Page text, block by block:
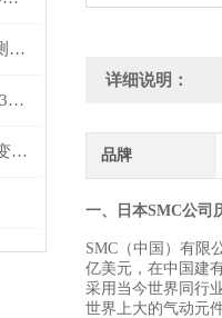
P3IC和P3ICP压力传感器：用于测量高达 3,000 bar
德国贺德克HYDAC压力表HM-63-160-R-G1/4描述
美国HPI HBWR-35-125-6-VR应变计数据规格
详细说明：
品牌
一、日本SMC公司
SMC（中国）有限
亿美元，在中国建
采用当今世界同行
世界上大的气动元